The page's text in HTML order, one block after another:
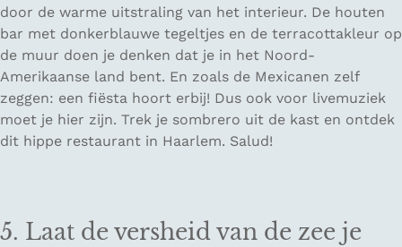
door de warme uitstraling van het interieur. De houten
bar met donkerblauwe tegeltjes en de terracottakleur op
de muur doen je denken dat je in het Noord-
Amerikaanse land bent. En zoals de Mexicanen zelf
zeggen: een fiësta hoort erbij! Dus ook voor livemuziek
moet je hier zijn. Trek je sombrero uit de kast en ontdek
dit hippe restaurant in Haarlem. Salud!
5. Laat de versheid van de zee je